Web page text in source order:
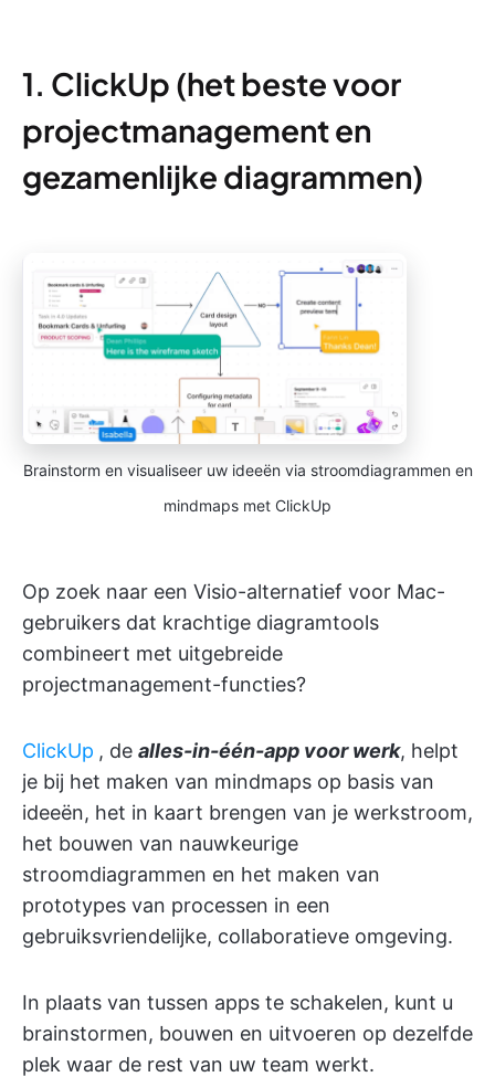
1. ClickUp (het beste voor
projectmanagement en
gezamenlijke diagrammen)
Brainstorm en visualiseer uw ideeën via stroomdiagrammen en
mindmaps met ClickUp
Op zoek naar een Visio-alternatief voor Mac-
gebruikers dat krachtige diagramtools
combineert met uitgebreide
projectmanagement-functies?
ClickUp , de alles-in-één-app voor werk, helpt
je bij het maken van mindmaps op basis van
ideeën, het in kaart brengen van je werkstroom,
het bouwen van nauwkeurige
stroomdiagrammen en het maken van
prototypes van processen in een
gebruiksvriendelijke, collaboratieve omgeving.
In plaats van tussen apps te schakelen, kunt u
brainstormen, bouwen en uitvoeren op dezelfde
plek waar de rest van uw team werkt.